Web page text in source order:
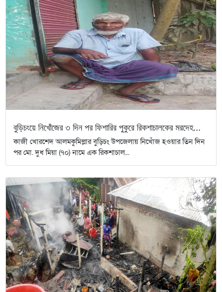
বুড়িচংয়ে নিখোঁজের ৩ দিন পর ফিশারির পুকুরে রিকশাচালকের মরদেহ...
কাজী খোরশেদ আলমকুমিল্লার বুড়িচং উপজেলায় নিখোঁজ হওয়ার তিন দিন
পর মো. দুধ মিয়া (৭০) নামে এক রিকশাচাল...